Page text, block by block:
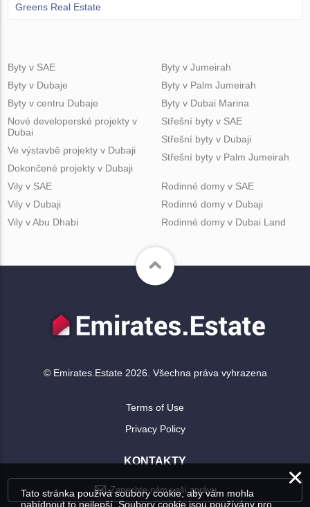
Greens Real Estate
Byty v SAE
Byty v Dubaje
Byty v centru Dubaje
Byty v Jumeirah
Byty v Palm Jumeirah
Byty v Dubai Marina
Nové developerské projekty v
Dubai
Ve výstavbě projekty v Dubaji
Dokončené projekty v Dubaji
Střešní byty v SAE
Střešní byty v Dubaji
Střešní byty v Palm Jumeirah
Vily v SAE
Vily v Dubaji
Vily v Abu Dhabi
Rodinné domy v SAE
Rodinné domy v Dubaji
Rodinné domy v Dubai Land
© Emirates.Estate 2026. Všechna práva vyhrazena
Terms of Use
Privacy Policy
KONTAKTY
Zanechte nám vaši zprávu ×
Tato stránka používá soubory cookie, aby vám mohla
nabídnout to nejlepší. Soubory cookie jsou používány pro